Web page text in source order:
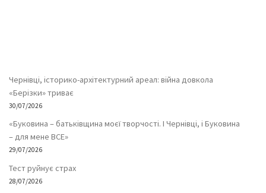
Чернівці, історико-архітектурний ареал: війна довкола
«Берізки» триває
30/07/2026
«Буковина – батьківщина моєї творчості. І Чернівці, і Буковина
– для мене ВСЕ»
29/07/2026
Тест руйнує страх
28/07/2026